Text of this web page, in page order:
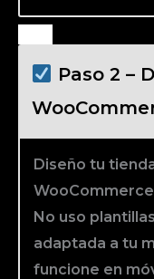
Paso 2 –
Diseño tu
No uso
adaptada a tu
funcione en